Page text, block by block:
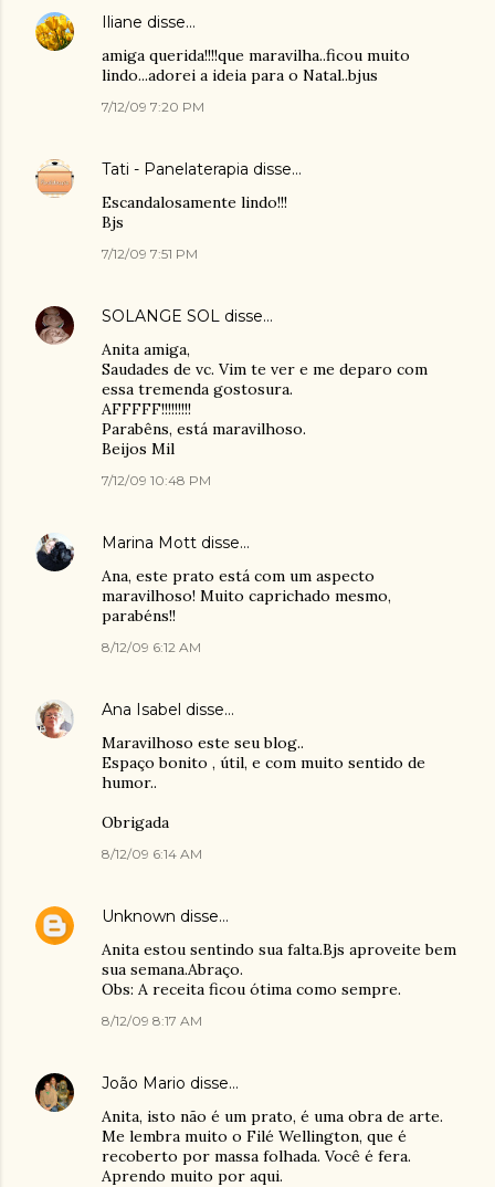
Iliane disse…
amiga querida!!!!que maravilha..ficou muito
lindo...adorei a ideia para o Natal..bjus
7/12/09 7:20 PM
Tati - Panelaterapia disse…
Escandalosamente lindo!!!
Bjs
7/12/09 7:51 PM
SOLANGE SOL disse…
Anita amiga,
Saudades de vc. Vim te ver e me deparo com
essa tremenda gostosura.
AFFFFF!!!!!!!!!
Parabêns, está maravilhoso.
Beijos Mil
7/12/09 10:48 PM
Marina Mott disse…
Ana, este prato está com um aspecto
maravilhoso! Muito caprichado mesmo,
parabéns!!
8/12/09 6:12 AM
Ana Isabel disse…
Maravilhoso este seu blog..
Espaço bonito , útil, e com muito sentido de
humor..
Obrigada
8/12/09 6:14 AM
Unknown disse…
Anita estou sentindo sua falta.Bjs aproveite bem
sua semana.Abraço.
Obs: A receita ficou ótima como sempre.
8/12/09 8:17 AM
João Mario disse…
Anita, isto não é um prato, é uma obra de arte.
Me lembra muito o Filé Wellington, que é
recoberto por massa folhada. Você é fera.
Aprendo muito por aqui.